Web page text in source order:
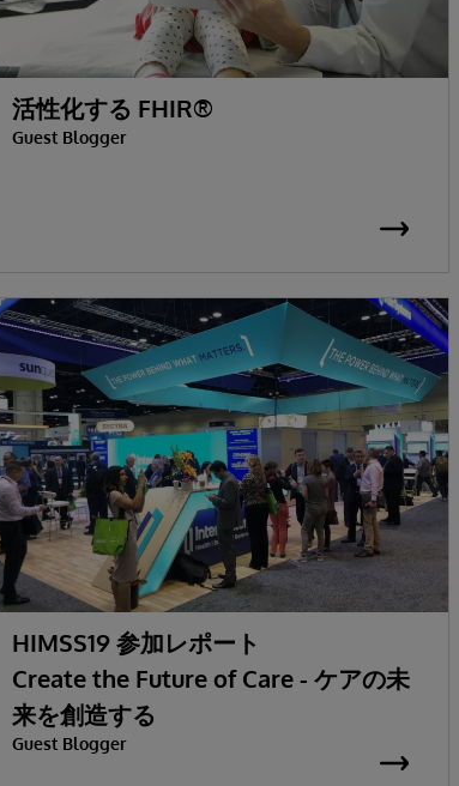
活性化する FHIR®
Guest Blogger
HIMSS19 参加レポート
Create the Future of Care - ケアの未
来を創造する
Guest Blogger